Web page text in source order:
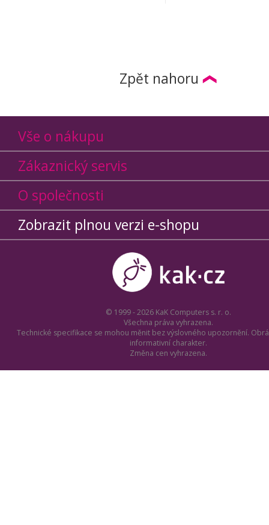
Zpět nahoru
Vše o nákupu
Zákaznický servis
O společnosti
Zobrazit plnou verzi e-shopu
© 1999 - 2026 KaK Computers s. r. o.
Všechna práva vyhrazena.
Technické specifikace se mohou měnit bez výslovného upozornění.
informativní charakter.
Změna cen vyhrazena.